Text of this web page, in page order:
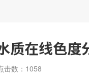
质在线色度
击数： 1058